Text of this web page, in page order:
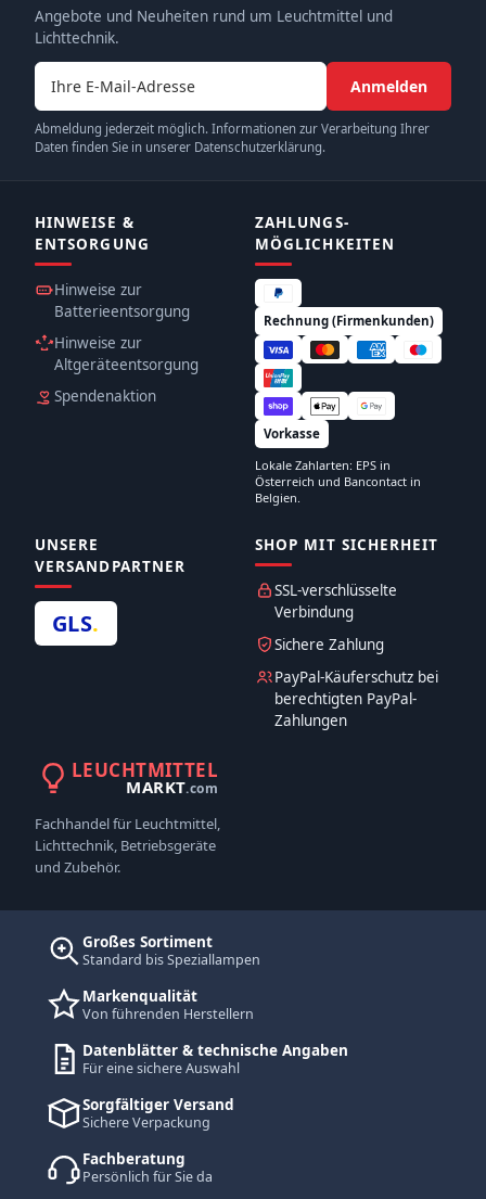
Angebote und Neuheiten rund um Leuchtmittel und
Lichttechnik.
E-Mail-Adresse
Anmelden
Abmeldung jederzeit möglich. Informationen zur Verarbeitung Ihrer
Daten finden Sie in unserer Datenschutzerklärung.
HINWEISE &
ENTSORGUNG
Hinweise zur
Batterieentsorgung
Hinweise zur
Altgeräteentsorgung
Spendenaktion
ZAHLUNGS­
MÖGLICHKEITEN
Rechnung (Firmenkunden)
Vorkasse
Lokale Zahlarten: EPS in
Österreich und Bancontact in
Belgien.
UNSERE
VERSANDPARTNER
GLS.
SHOP MIT SICHERHEIT
SSL-verschlüsselte
Verbindung
Sichere Zahlung
PayPal-Käuferschutz bei
berechtigten PayPal-
Zahlungen
LEUCHTMITTEL
MARKT.com
Fachhandel für Leuchtmittel,
Lichttechnik, Betriebsgeräte
und Zubehör.
Großes Sortiment
Standard bis Speziallampen
Markenqualität
Von führenden Herstellern
Datenblätter & technische Angaben
Für eine sichere Auswahl
Sorgfältiger Versand
Sichere Verpackung
Fachberatung
Persönlich für Sie da